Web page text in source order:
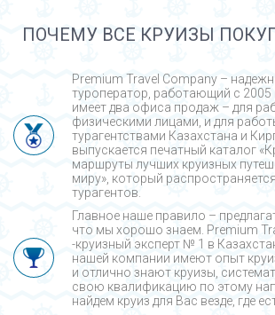
ПОЧЕМУ ВСЕ КРУИЗЫ
Premium Travel Company –
туроператор, работающий с 2005
имеет два офиса продаж – для
физическими лицами, и для
турагентствами Казахстана и
выпускается печатный каталог
маршруты лучших круизных
миру», который
турагентов.
Главное наше правило –
что мы хорошо знаем. Premium
-круизный эксперт № 1 в
нашей компании имеют опыт
и отлично знают круизы,
свою квалификацию по этому
найдем круиз для Вас везде, где